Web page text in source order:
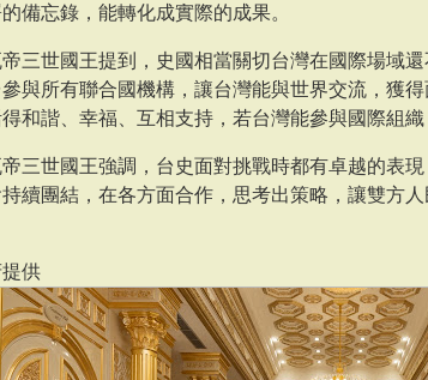
備忘錄，能轉化成實際的成果。
三世國王提到，史國相當關切台灣在國際場域
與所有聯合國機構，讓台灣能與世界交流，獲
和諧、幸福、互相支持，若台灣能參與國際組
三世國王強調，台史面對挑戰時都有卓越的表
續團結，在各方面合作，思考出策略，讓雙方
供